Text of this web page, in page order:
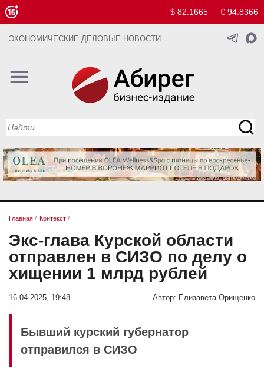
$ 82.1665 € 94.8366
ЭКОНОМИЧЕСКИЕ ДЕЛОВЫЕ НОВОСТИ
Главная / Контекст /
Экс-глава Курской области
отправлен в СИЗО по делу о
хищении 1 млрд рублей
16.04.2025, 19:48 Автор: Елизавета Орищенко
Бывший курский губернатор
отправился в СИЗО